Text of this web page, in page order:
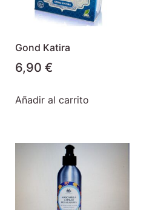
Gond Katira
6,90 €
Añadir al carrito